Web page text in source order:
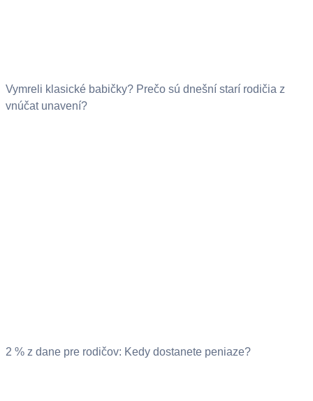
Vymreli klasické babičky? Prečo sú dnešní starí rodičia z
vnúčat unavení?
2 % z dane pre rodičov: Kedy dostanete peniaze?